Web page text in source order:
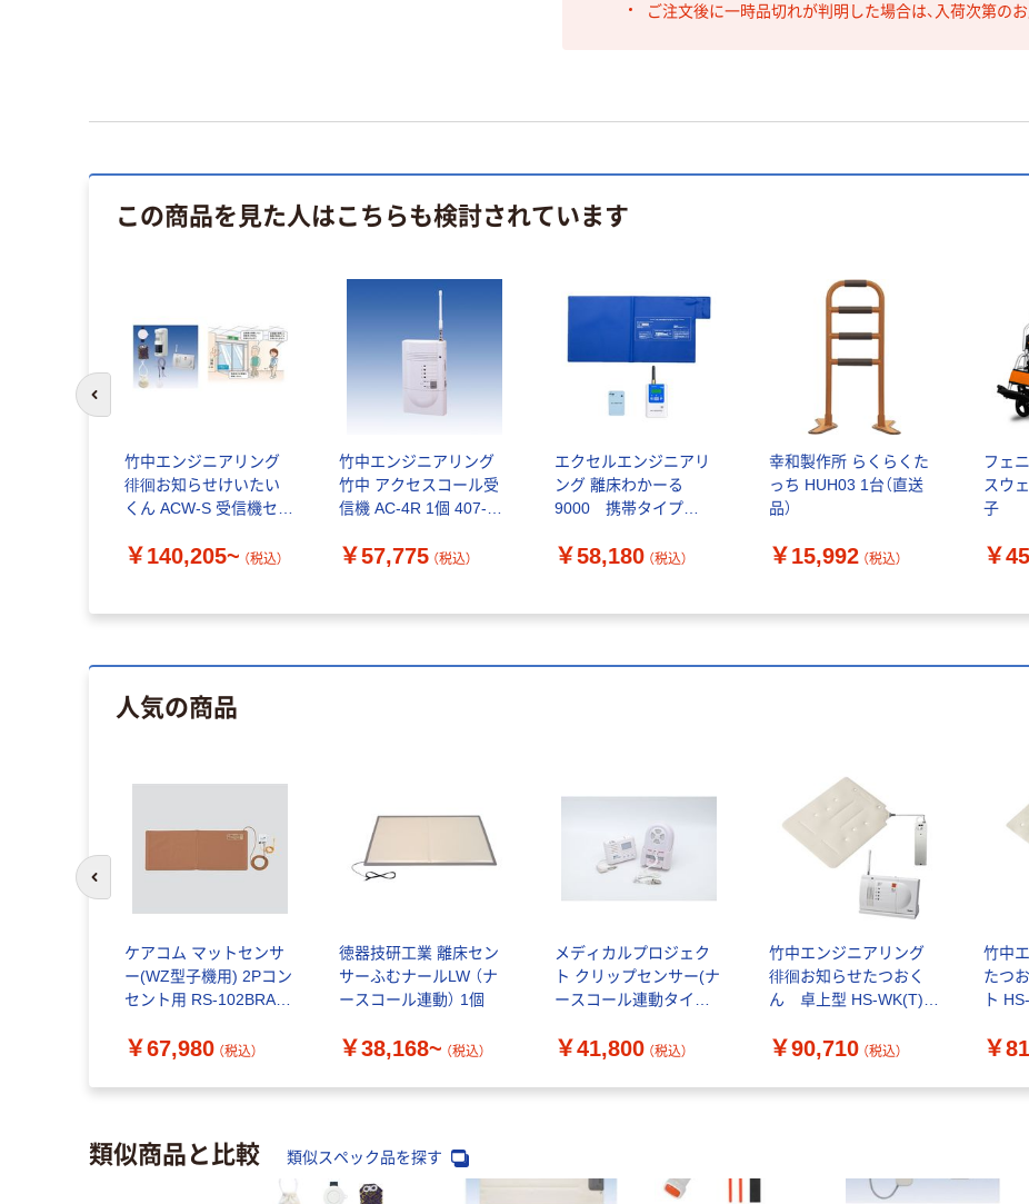
ご注文後に一時品切れが判明した場合は、入荷次第のお
この商品を見た人はこちらも検討されています
竹中エンジニアリング
徘徊お知らせけいたい
くん ACW-S 受信機セッ
￥140,205~ （税込）
竹中エンジニアリング
竹中 アクセスコール受
信機 AC-4R 1個 407-
￥57,775 （税込）
エクセルエンジニアリ
ング 離床わかーる
9000 携帯タイプ
送品）
￥58,180 （税込）
幸和製作所 らくらくた
っち HUH03 1台（直送
品）
￥15,992 （税込）
フェ
スウ
子
￥
前のスライドへ
人気の商品
ケアコム マットセンサ
ー(WZ型子機用) 2Pコン
セント用 RS-102BRA-
1381-21（直送品）
￥67,980 （税込）
徳器技研工業 離床セン
サーふむナールLW （ナ
ースコール連動） 1個
￥38,168~ （税込）
メディカルプロジェク
ト クリップセンサー(ナ
ースコール連動タイプ)
ヨSP M8202W(A2-1H)
￥41,800 （税込）
竹中エンジニアリング
徘徊お知らせたつおく
ん 卓上型 HS-WK(T) 1
￥90,710 （税込）
竹中
たつ
ト
￥
類似商品と比較 類似スペック品を探す